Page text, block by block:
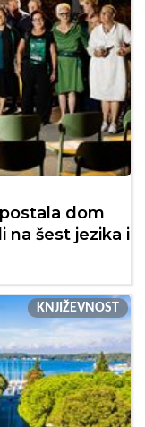
dom
na šest jezika i
KNJIŽEVNOST